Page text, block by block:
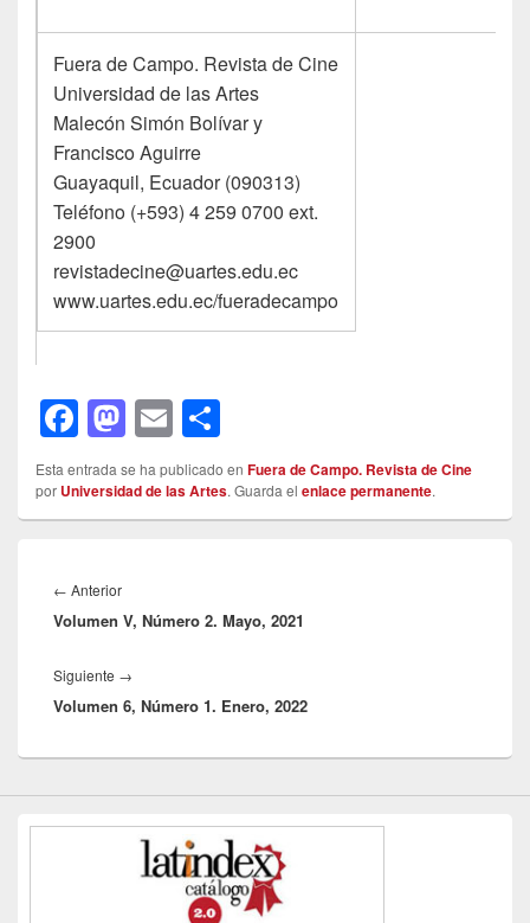
Fuera de Campo. Revista de Cine
Universidad de las Artes
Malecón Simón Bolívar y
Francisco Aguirre
Guayaquil, Ecuador (090313)
Teléfono (+593) 4 259 0700 ext.
2900
revistadecine@uartes.edu.ec
www.uartes.edu.ec/fueradecampo
F
a
c
e
o
o
k
M
a
st
o
o
n
E
m
ail
o
m
p
tir
Esta entrada se ha publicado en Fuera de Campo. Revista de Cine
por Universidad de las Artes. Guarda el enlace permanente.
de
entradas
← AnteriorEntrada
anterior:
Volumen V, Número 2. Mayo, 2021
Siguiente →
siguiente:
Volumen 6, Número 1. Enero, 2022